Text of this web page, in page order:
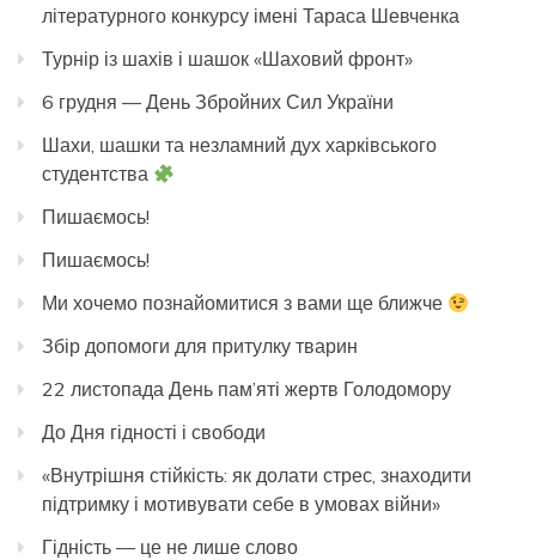
літературного конкурсу імені Тараса Шевченка
Турнір із шахів і шашок «Шаховий фронт»
6 грудня — День Збройних Сил України
Шахи, шашки та незламний дух харківського
студентства
Пишаємось!
Пишаємось!
Ми хочемо познайомитися з вами ще ближче
Збір допомоги для притулку тварин
22 листопада День пам’яті жертв Голодомору
До Дня гідності і свободи
«Внутрішня стійкість: як долати стрес, знаходити
підтримку і мотивувати себе в умовах війни»
Гідність — це не лише слово